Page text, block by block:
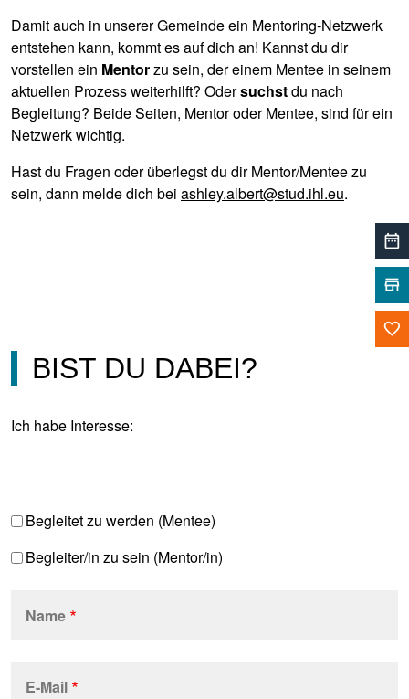
Damit auch in unserer Gemeinde ein Mentoring-Netzwerk
entstehen kann, kommt es auf dich an! Kannst du dir
vorstellen ein Mentorzu sein, der einem Mentee in seinem
aktuellen Prozess weiterhilft? Odersuchstdu nach
Begleitung? Beide Seiten, Mentor oder Mentee, sind für ein
Netzwerk wichtig.
Hast du Fragen oder überlegst du dir Mentor/Mentee zu
sein, dann melde dich bei ashley.albert@stud.ihl.eu.
BIST DU DABEI?
Ich habe Interesse:
Begleitet zu werden (Mentee)
Begleiter/in zu sein (Mentor/in)
Name
E-Mail
date_range
store
favorite_border